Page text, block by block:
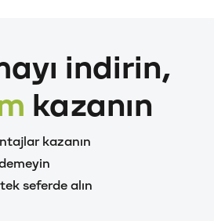
indirin,
kazanın
kazanın
seferde alın